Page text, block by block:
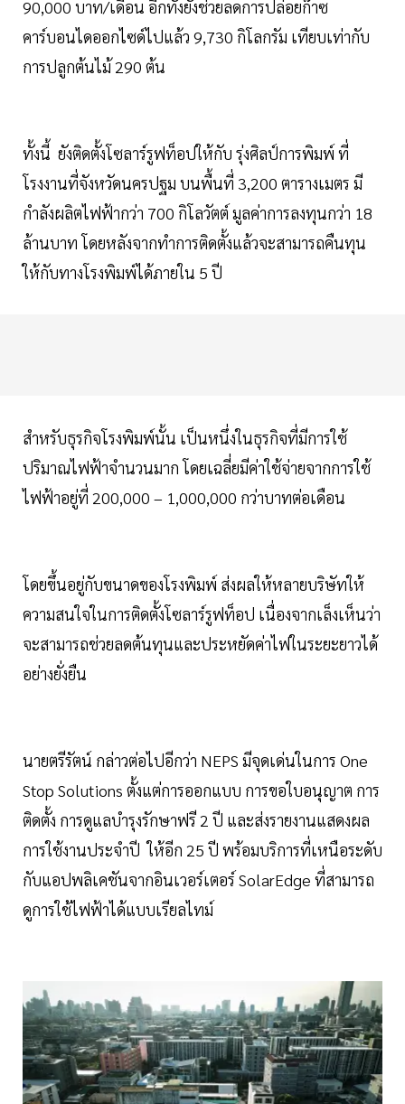
90,000 บาท/เดือน อีกทั้งยังช่วยลดการปล่อยก๊าซ
คาร์บอนไดออกไซด์ไปแล้ว 9,730 กิโลกรัม เทียบเท่ากับ
การปลูกต้นไม้ 290 ต้น
ทั้งนี้ ยังติดตั้งโซลาร์รูฟท็อปให้กับ รุ่งศิลป์การพิมพ์ ที่
โรงงานที่จังหวัดนครปฐม บนพื้นที่ 3,200 ตารางเมตร มี
กำลังผลิตไฟฟ้ากว่า 700 กิโลวัตต์ มูลค่าการลงทุนกว่า 18
ล้านบาท โดยหลังจากทำการติดตั้งแล้วจะสามารถคืนทุน
ให้กับทางโรงพิมพ์ได้ภายใน 5 ปี
สำหรับธุรกิจโรงพิมพ์นั้น เป็นหนึ่งในธุรกิจที่มีการใช้
ปริมาณไฟฟ้าจำนวนมาก โดยเฉลี่ยมีค่าใช้จ่ายจากการใช้
ไฟฟ้าอยู่ที่ 200,000 – 1,000,000 กว่าบาทต่อเดือน
โดยขึ้นอยู่กับขนาดของโรงพิมพ์ ส่งผลให้หลายบริษัทให้
ความสนใจในการติดตั้งโซลาร์รูฟท็อป เนื่องจากเล็งเห็นว่า
จะสามารถช่วยลดต้นทุนและประหยัดค่าไฟในระยะยาวได้
อย่างยั่งยืน
นายตรีรัตน์ กล่าวต่อไปอีกว่า NEPS มีจุดเด่นในการ One
Stop Solutions ตั้งแต่การออกแบบ การขอใบอนุญาต การ
ติดตั้ง การดูแลบำรุงรักษาฟรี 2 ปี และส่งรายงานแสดงผล
การใช้งานประจำปี ให้อีก 25 ปี พร้อมบริการที่เหนือระดับ
กับแอปพลิเคชันจากอินเวอร์เตอร์ SolarEdge ที่สามารถ
ดูการใช้ไฟฟ้าได้แบบเรียลไทม์